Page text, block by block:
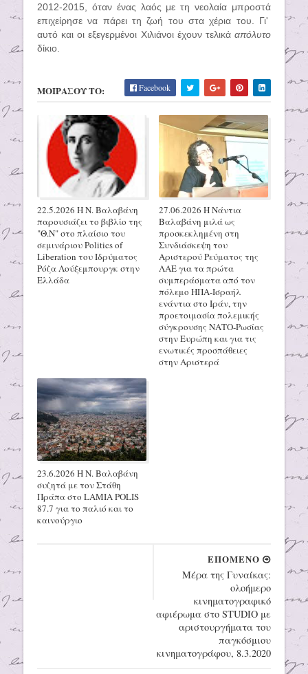
2012-2015, όταν ένας λαός με τη νεολαία μπροστά
επιχείρησε να πάρει τη ζωή του στα χέρια του. Γι'
αυτό και οι εξεγερμένοι Χιλιάνοι έχουν τελικά απόλυτο
δίκιο.
ΜΟΙΡΑΣΟΥ ΤΟ: Facebook
22.5.2026 H N. Βαλαβάνη
παρουσιάζει το βιβλίο της
"Θ.Ν" στο πλαίσιο του
σεμινάριου Politics of
Liberation του Ιδρύματος
Ρόζα Λούξεμπουργκ στην
Ελλάδα
27.06.2026 H Νάντια
Βαλαβάνη μιλά ως
προσκεκλημένη στη
Συνδιάσκεψη του
Αριστερού Ρεύματος της
ΛΑΕ για τα πρώτα
συμπεράσματα από τον
πόλεμο ΗΠΑ-Ισραήλ
ενάντια στο Ιράν, την
προετοιμασία πολεμικής
σύγκρουσης ΝΑΤΟ-Ρωσίας
στην Ευρώπη και για τις
ενωτικές προσπάθειες
στην Αριστερά
23.6.2026 Η Ν. Βαλαβάνη
συζητά με τον Στάθη
Πράπα στο LAMIA POLIS
87.7 για το παλιό και το
καινούργιο
ΕΠΟΜΕΝΟ
Μέρα της Γυναίκας:
ολοήμερο
κινηματογραφικό
αφιέρωμα στο STUDIO με
αριστουργήματα του
παγκόσμιου
κινηματογράφου, 8.3.2020